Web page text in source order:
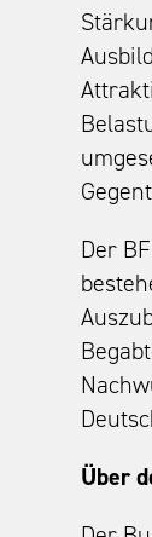
Der
Über